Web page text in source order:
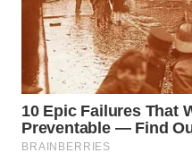
PAKPAK
WN
KARAWANG
WN
BEKASI